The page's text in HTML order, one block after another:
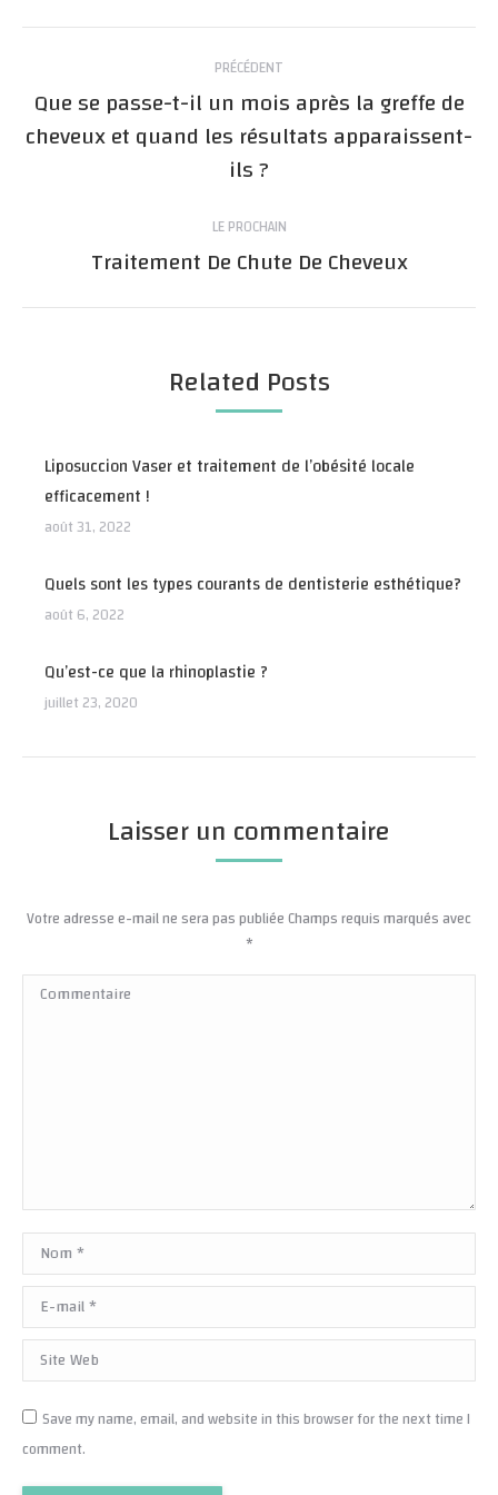
Post
navigation PRÉCÉDENT
Post
précédent:
Que se passe-t-il un mois après la greffe de
cheveux et quand les résultats apparaissent-
ils ?
LE PROCHAIN
Prochain
Traitement De Chute De Cheveux
Related Posts
Liposuccion Vaser et traitement de l’obésité locale
efficacement !
août 31, 2022
Quels sont les types courants de dentisterie esthétique?
août 6, 2022
Qu’est-ce que la rhinoplastie ?
juillet 23, 2020
Laisser un commentaire
Votre adresse e-mail ne sera pas publiée Champs requis marqués avec
*
Commentaire
Nom *
E-mail *
Site Web
Save my name, email, and website in this browser for the next time I
comment.